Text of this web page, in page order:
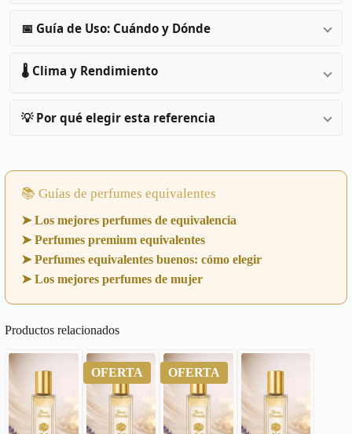
📅 Guía de Uso: Cuándo y Dónde
🌡️ Clima y Rendimiento
💡 Por qué elegir esta referencia
📚 Guías de perfumes equivalentes
➤ Los mejores perfumes de equivalencia
➤ Perfumes premium equivalentes
➤ Perfumes equivalentes buenos: cómo elegir
➤ Los mejores perfumes de mujer
Productos relacionados
OFERTA OFERTA